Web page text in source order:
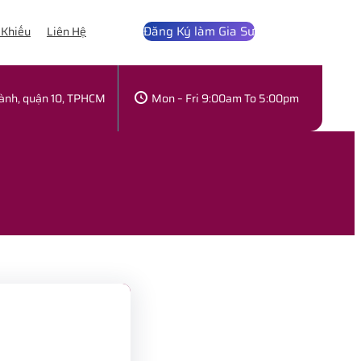
Liên Hệ Đăng Ký làm Gia Sư
quận 10, TPHCM Mon – Fri 9:00am To 5:00pm